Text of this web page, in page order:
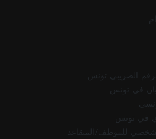
الضريبي تونس
في تونس
في تونس
للموظف/المتقاعد